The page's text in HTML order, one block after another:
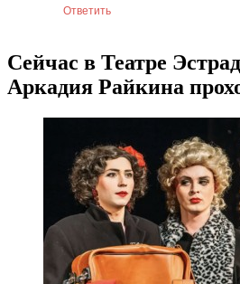
Ответить
Сейчас в Театре
Аркадия Райкина